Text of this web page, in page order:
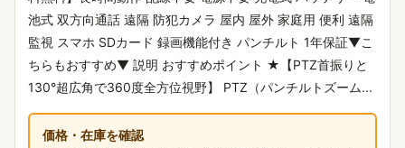
池式 双方向通話 遠隔 防犯カメラ 屋内 屋外 家庭用 便利 遠隔
監視 スマホ SDカード 録画機能付き パンチルト 1年保証▼こ
ちらもおすすめ▼ 説明 おすすめポイント ★【PTZ首振りと
130°超広角で360度全方位視野】 PTZ（パンチルトズーム...
価格・在庫を確認